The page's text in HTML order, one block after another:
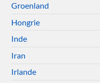
Groenland
Hongrie
Inde
Iran
Irlande